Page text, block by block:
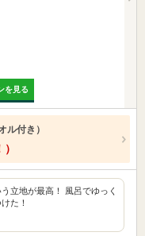
を見る
ル付き）
立地が最高！ 風呂でゆっく
た！